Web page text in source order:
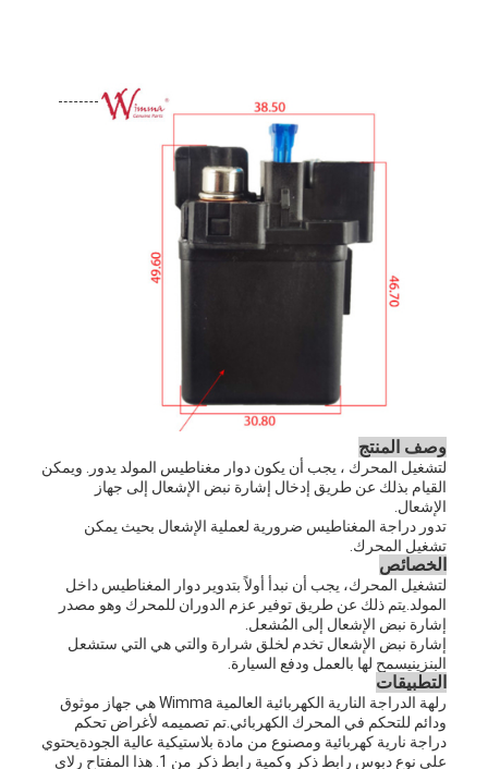
وصف المنتج
لتشغيل المحرك ، يجب أن يكون دوار مغناطيس المولد يدور. ويمكن
القيام بذلك عن طريق إدخال إشارة نبض الإشعال إلى جهاز
الإشعال.
تدور دراجة المغناطيس ضرورية لعملية الإشعال بحيث يمكن
تشغيل المحرك.
الخصائص
لتشغيل المحرك، يجب أن نبدأ أولاً بتدوير دوار المغناطيس داخل
المولد.يتم ذلك عن طريق توفير عزم الدوران للمحرك وهو مصدر
إشارة نبض الإشعال إلى المُشعل.
إشارة نبض الإشعال تخدم لخلق شرارة والتي هي التي ستشعل
البنزينيسمح لها بالعمل ودفع السيارة.
التطبيقات
رلهة الدراجة النارية الكهربائية العالمية Wimma هي جهاز موثوق
ودائم للتحكم في المحرك الكهربائي.تم تصميمه لأغراض تحكم
دراجة نارية كهربائية ومصنوع من مادة بلاستيكية عالية الجودةيحتوي
على نوع دبوس رابط ذكر وكمية رابط ذكر من 1. هذا المفتاح رلاي